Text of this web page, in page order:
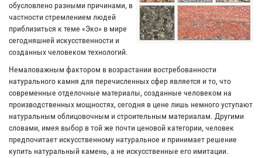
обусловлено разными причинами, в
частности стремлением людей
приблизиться к теме «Эко» в мире
сегодняшней искусственности и
созданных человеком технологий.
Немаловажным фактором в возрастании востребованности
натурального камня для перечисленных сфер является и то, что
современные отделочные материалы, созданные человеком на
производственных мощностях, сегодня в цене лишь немного уступают
натуральным облицовочным и строительным материалам. Другими
словами, имея выбор в той же почти ценовой категории, человек
предпочитает искусственному натуральное и принимает решение
купить натуральный камень, а не искусственные его имитации.